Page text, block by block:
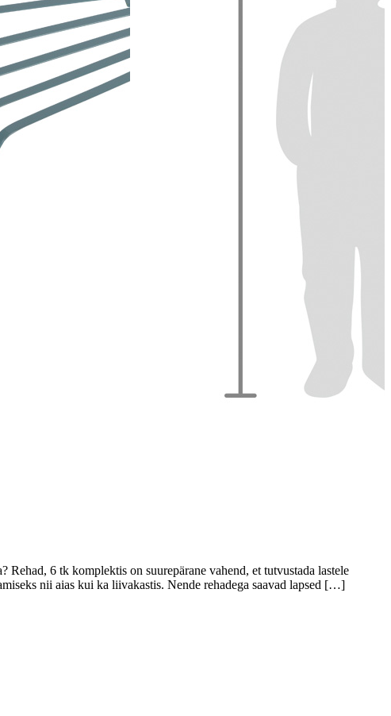
Rehad, 6 tk komplektis on suurepärane vahend, et tutvustada lastele
nii aias kui ka liivakastis. Nende rehadega saavad lapsed […]